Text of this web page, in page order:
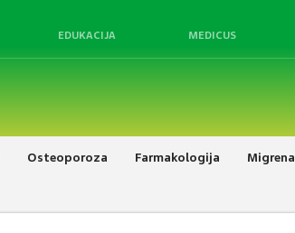
EDUKACIJA MEDICUS
Osteoporoza Farmakologija Migrena